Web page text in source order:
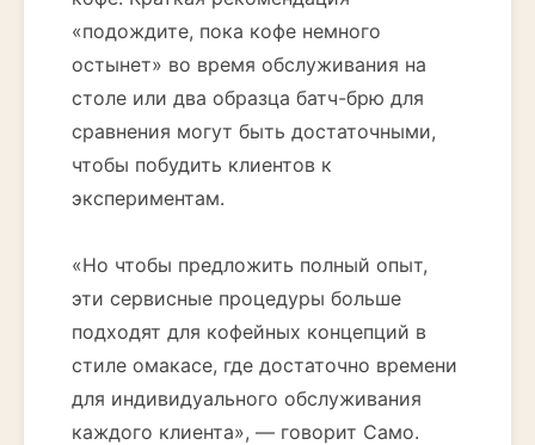
«подождите, пока кофе немного
остынет» во время обслуживания на
столе или два образца батч-брю для
сравнения могут быть достаточными,
чтобы побудить клиентов к
экспериментам.
«Но чтобы предложить полный опыт,
эти сервисные процедуры больше
подходят для кофейных концепций в
стиле омакасе, где достаточно времени
для индивидуального обслуживания
каждого клиента», — говорит Само.